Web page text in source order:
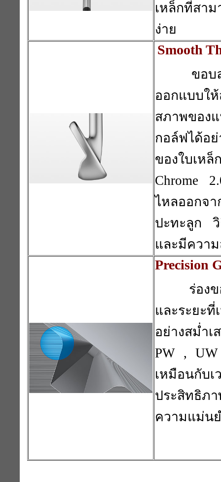
เหล็กที่สา
ง่าย
Smooth
ขอบ
ออกแบบใ
สภาพของ
กอล์ฟได้อ
ของใบเหล็
Chrome
ไหลออกจ
ปะทะลูก วิ
และมีควา
Precision
ร่อง
และระยะ
อย่างสม่ำ
PW , UW
เหมือนกั
ประสิทธิภ
ความแม่น